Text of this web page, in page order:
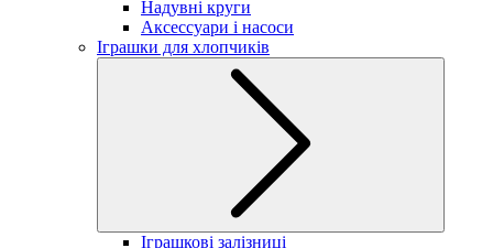
Надувні круги
Аксессуари і насоси
Іграшки для хлопчиків
Іграшкові залізниці